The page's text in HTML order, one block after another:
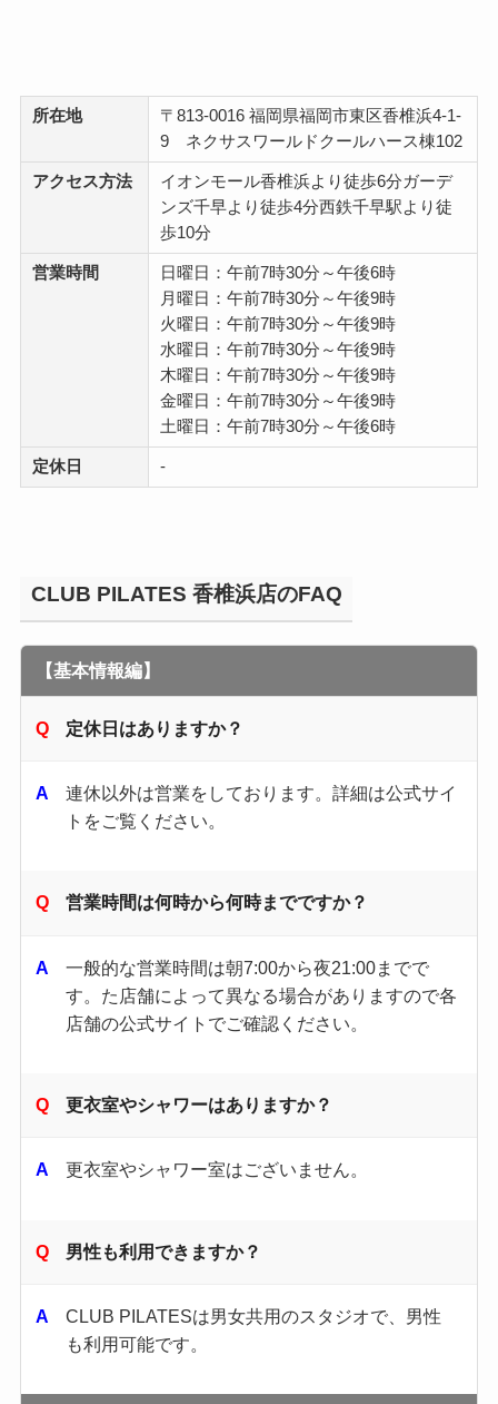
所在地
〒813-0016 福岡県福岡市東区香椎浜4-1-
9 ネクサスワールドクールハース棟102
アクセス方法
イオンモール香椎浜より徒歩6分ガーデ
ンズ千早より徒歩4分西鉄千早駅より徒
歩10分
営業時間
日曜日：午前7時30分～午後6時
月曜日：午前7時30分～午後9時
火曜日：午前7時30分～午後9時
水曜日：午前7時30分～午後9時
木曜日：午前7時30分～午後9時
金曜日：午前7時30分～午後9時
土曜日：午前7時30分～午後6時
定休日 -
CLUB PILATES 香椎浜店のFAQ
【基本情報編】
定休日はありますか？
連休以外は営業をしております。詳細は公式サイ
トをご覧ください。
営業時間は何時から何時までですか？
一般的な営業時間は朝7:00から夜21:00までで
す。​た店舗によって異なる場合がありますので各
店舗の公式サイトでご確認ください。​
更衣室やシャワーはありますか？
更衣室やシャワー室はございません。
男性も利用できますか？
CLUB PILATESは男女共用のスタジオで、男性
も利用可能です。